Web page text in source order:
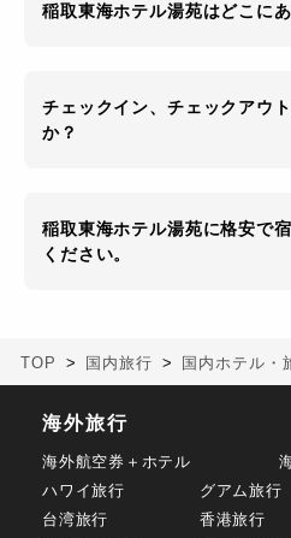
稲取東海ホテル湯苑はどこに
チェックイン、チェックアウ
か？
稲取東海ホテル湯苑に格安で
ください。
TOP 国内旅行 国内ホテル・
海外旅行
海外航空券＋ホテル
ハワイ旅行
グアム旅行
台湾旅行
香港旅行